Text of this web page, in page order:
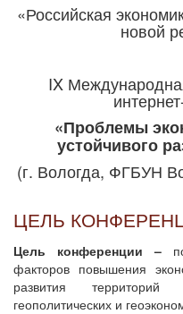
«Российская
новой
IX
«Проблемы
устойчивого
(г. Вологда, ФГБУН
ЦЕЛЬ
Цель конференции –
факторов повышения
развития
геополитических и